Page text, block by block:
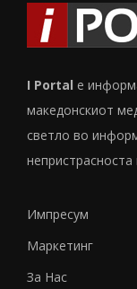
I Portal е
македонскиот
светло во
Импресум
Маркетинг
За Нас